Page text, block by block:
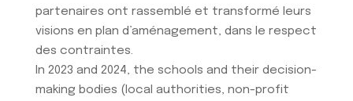
partenaires ont rassemblé et transformé leurs
visions en plan d’aménagement, dans le respect
des contraintes.
In 2023 and 2024, the schools and their decision-
making bodies (local authorities, non-profit